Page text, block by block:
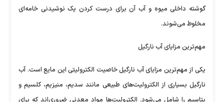
گوشته داخلی میوه و آب آن برای درست کردن یک نوشیدنی خامه‌ای
مخلوط می‌شوند.
مهم‌ترین مزایای آب نارگیل
یکی از مهم‌ترین مزایای آب نارگیل خاصیت الکترولیتی این مایع است. آب
نارگیل بسیاری از الکترولیت‌های طبیعی مانند سدیم، منیزیم، کلسیم و